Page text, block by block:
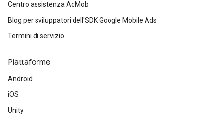
Centro assistenza AdMob
Blog per sviluppatori dell'SDK Google Mobile Ads
Termini di servizio
Piattaforme
Android
iOS
Unity